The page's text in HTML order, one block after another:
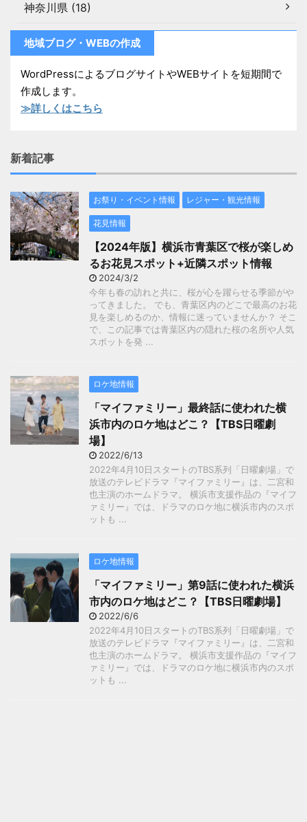
神奈川県 (18)
地域ブログ・WEBの作成
WordPressによるブログサイトやWEBサイトを短期間で
作成します。
≫詳しくはこちら
新着記事
お祭り・イベント情報 レジャー・観光情報
花見情報
【2024年版】横浜市青葉区で桜が楽しめ
るお花見スポット+近隣スポット情報
2024/3/2
今年も春の訪れと共に、桜が心を躍らせる季節がや
ってきました。 でも、青葉区内のどこで最高のお花
見を楽しめるのか、情報に迷っていませんか？ そこ
で、この記事では青葉区内の隠れた桜の名所や人気
スポットを発 ...
ロケ地情報
「マイファミリー」最終話に使われた横
浜市内のロケ地はどこ？【TBS日曜劇
場】
2022/6/13
2022年4月10日スタートのTBS系列「日曜劇場」で
放送のテレビドラマ『マイファミリー』は、二宮和
也主演のホームドラマ。 横浜市支援作品の『マイフ
ァミリー』では、ドラマのロケ地に横浜市内のスポ
ットも ...
ロケ地情報
「マイファミリー」第9話に使われた横浜
市内のロケ地はどこ？【TBS日曜劇場】
2022/6/6
2022年4月10日スタートのTBS系列「日曜劇場」で
放送のテレビドラマ『マイファミリー』は、二宮和
也主演のホームドラマ。 横浜市支援作品の『マイフ
ァミリー』では、ドラマのロケ地に横浜市内のスポ
ットも ...